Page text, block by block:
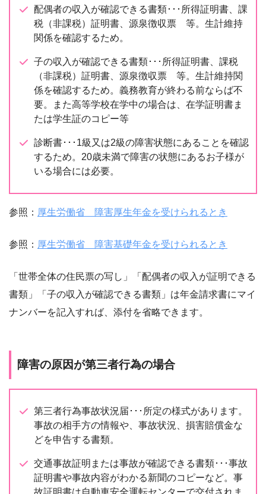
配偶者の収入が確認できる書類･･･所得証明書、課
税（非課税）証明書、源泉徴収票 等。生計維持
関係を確認するため。
子の収入が確認できる書類･･･所得証明書、課税
（非課税）証明書、源泉徴収票 等。生計維持関
係を確認するため。義務教育が終わる前ならば不
要。また高等学校在学中の場合は、在学証明書ま
たは学生証のコピー等
診断書･･･1級又は2級の障害状態にあることを確認
するため。20歳未満で障害の状態にあるお子様が
いる場合には必要。
参照： 厚生労働省 障害厚生年金を受けられるとき
参照： 厚生労働省 障害基礎年金を受けられるとき
「世帯全体の住民票の写し」「配偶者の収入が証明できる
書類」「子の収入が確認できる書類」は年金請求書にマイ
ナンバーを記入すれば、添付を省略できます。
障害の原因が第三者行為の場合
第三者行為事故状況届･･･所定の様式があります。
事故の相手方の情報や、事故状況、損害賠償金な
どを申告する書類。
交通事故証明または事故が確認できる書類･･･事故
証明書や事故内容がわかる新聞のコピーなど。事